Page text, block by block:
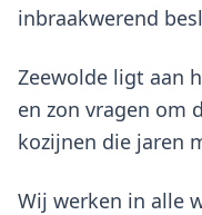
inbraakwerend
Zeewolde ligt aan
en zon vragen om
kozijnen die jaren
Wij werken in alle